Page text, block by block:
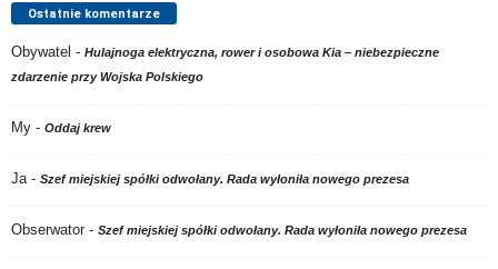
Ostatnie komentarze
Obywatel - Hulajnoga elektryczna, rower i osobowa Kia – niebezpieczne
zdarzenie przy Wojska Polskiego
My - Oddaj krew
Ja - Szef miejskiej spółki odwołany. Rada wyłoniła nowego prezesa
Obserwator - Szef miejskiej spółki odwołany. Rada wyłoniła nowego prezesa